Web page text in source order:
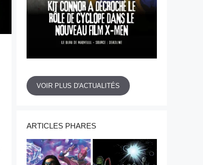
VOIR PLUS D'ACTUALITÉS
ARTICLES PHARES